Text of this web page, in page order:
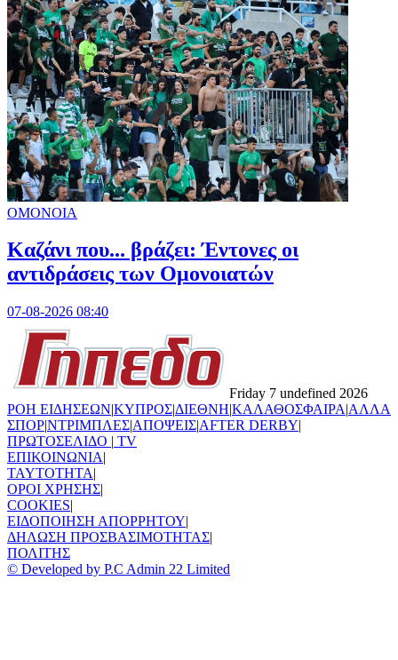
ΟΜΟΝΟΙΑ
Καζάνι που... βράζει: Έντονες οι
αντιδράσεις των Ομονοιατών
07-08-2026 08:40
Friday 7 undefined 2026
ΡΟΗ ΕΙΔΗΣΕΩΝ|ΚΥΠΡΟΣ|ΔΙΕΘΝΗ|ΚΑΛΑΘΟΣΦΑΙΡΑ|ΑΛΛΑ
ΣΠΟΡ|ΝΤΡΙΜΠΛΕΣ|ΑΠΟΨΕΙΣ|AFTER DERBY|
ΠΡΩΤΟΣΕΛΙΔΟ | TV
ΕΠΙΚΟΙΝΩΝΙΑ|
TAYTOTHTA|
ΟΡΟΙ ΧΡΗΣΗΣ|
COOKIES|
ΕΙΔΟΠΟΙΗΣΗ ΑΠΟΡΡΗΤΟΥ|
ΔΗΛΩΣΗ ΠΡΟΣΒΑΣΙΜΟΤΗΤΑΣ|
ΠΟΛΙΤΗΣ
© Developed by P.C Admin 22 Limited